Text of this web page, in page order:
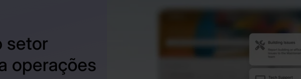
setor
operações